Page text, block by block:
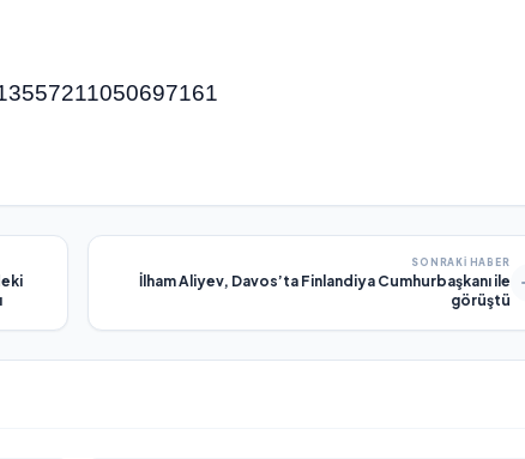
SONRAKI HABER
İlham Aliyev, Davos’ta Finlandiya Cumhurbaşkanı ile
görüştü